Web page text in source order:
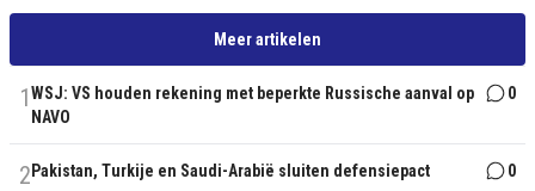
Meer artikelen
1WSJ: VS houden rekening met beperkte Russische aanval op
NAVO
0
2 Pakistan, Turkije en Saudi-Arabië sluiten defensiepact 0